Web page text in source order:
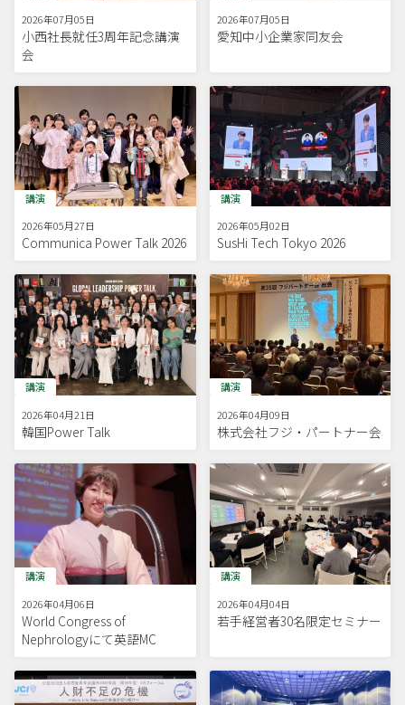
2026年07月05日
小西社長就任3周年記念講演
会
2026年07月05日
愛知中小企業家同友会
講演
2026年05月27日
Communica Power Talk 2026
講演
2026年05月02日
SusHi Tech Tokyo 2026
講演
2026年04月21日
韓国Power Talk
講演
2026年04月09日
株式会社フジ・パートナー会
講演
2026年04月06日
World Congress of
Nephrologyにて英語MC
講演
2026年04月04日
若手経営者30名限定セミナー